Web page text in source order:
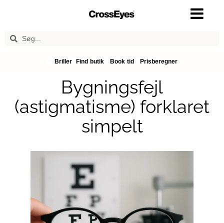
Briller Find butik Book tid Prisberegner
Bygningsfejl
(astigmatisme) forklaret
simpelt